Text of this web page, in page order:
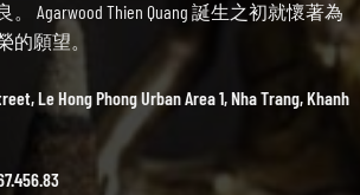
Agarwood Thien Quang 誕生之初就懷著為
的願望。
Le Hong Phong Urban Area 1, Nha Trang, Khanh